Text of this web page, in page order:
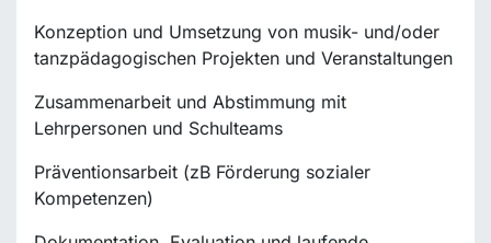
Konzeption und Umsetzung von musik- und/oder
tanzpädagogischen Projekten und Veranstaltungen
Zusammenarbeit und Abstimmung mit
Lehrpersonen und Schulteams
Präventionsarbeit (zB Förderung sozialer
Kompetenzen)